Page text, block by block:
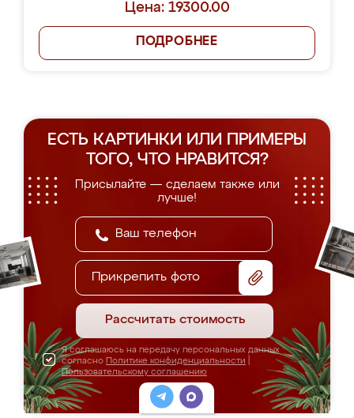
Цена: 19300.00
ПОДРОБНЕЕ
ЕСТЬ КАРТИНКИ ИЛИ ПРИМЕРЫ
ТОГО, ЧТО НРАВИТСЯ?
Присылайте — сделаем также или
лучше!
Прикрепить фото
Рассчитать стоимость
Я соглашаюсь на передачу персональных данных
согласно Политике конфиденциальности
Пользовательскому соглашению